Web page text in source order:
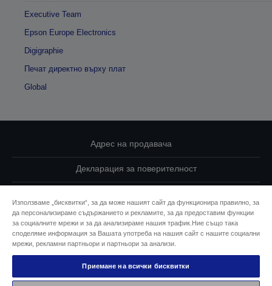
Executive Team
Epson Europe Electronics
Digigraphie
Печат директно върху плат
Global
Адрес на продавача
Декларация за поверителност
Свържете се с нас за Вашите данни
Информация за бисквитките
Ангажимент за достъпност на Epson
Използваме „бисквитки“, за да може нашият сайт да функционира правилно, за
да персонализираме съдържанието и рекламите, за да предоставим функции
за социалните мрежи и за да анализираме нашия трафик.Ние също така
споделяме информация за Вашата употреба на нашия сайт с нашите социални
мрежи, рекламни партньори и партньори за анализи.
Приемане на всички бисквитки